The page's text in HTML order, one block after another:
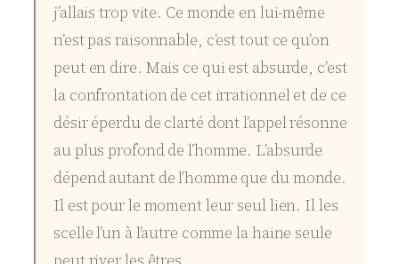
j’allais trop vite. Ce monde en lui-même
n’est pas raisonnable, c’est tout ce qu’on
peut en dire. Mais ce qui est absurde, c’est
la confrontation de cet irrationnel et de ce
désir éperdu de clarté dont l’appel résonne
au plus profond de l’homme. L’absurde
dépend autant de l’homme que du monde.
Il est pour le moment leur seul lien. Il les
scelle l’un à l’autre comme la haine seule